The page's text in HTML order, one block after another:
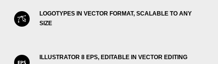
LOGOTYPES IN VECTOR FORMAT, SCALABLE TO ANY
SIZE
ILLUSTRATOR 8 EPS, EDITABLE IN VECTOR EDITING